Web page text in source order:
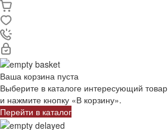
Ваша корзина пуста
Выберите в каталоге интересующий товар
и нажмите кнопку «В корзину».
Перейти в каталог